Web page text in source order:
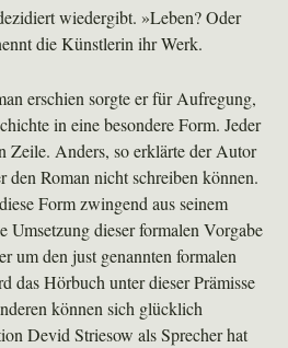
wiedergibt. »Leben? Oder
die Künstlerin ihr Werk.
erschien sorgte er für Aufregung,
in eine besondere Form. Jeder
Zeile. Anders, so erklärte der Autor
den Roman nicht schreiben können.
Form zwingend aus seinem
dieser formalen Vorgabe
um den just genannten formalen
das Hörbuch unter dieser Prämisse
können sich glücklich
Devid Striesow als Sprecher hat